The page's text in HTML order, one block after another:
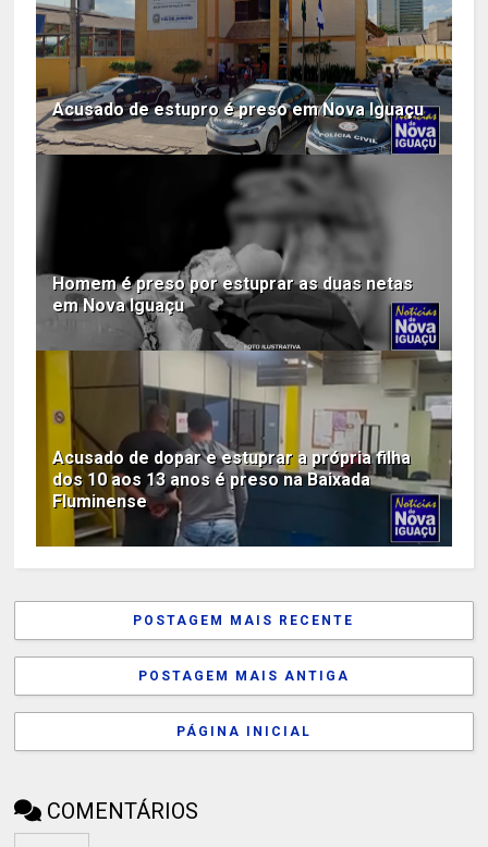
Acusado de estupro é preso em Nova Iguaçu
Homem é preso por estuprar as duas netas
em Nova Iguaçu
Acusado de dopar e estuprar a própria filha
dos 10 aos 13 anos é preso na Baixada
Fluminense
POSTAGEM MAIS RECENTE
POSTAGEM MAIS ANTIGA
PÁGINA INICIAL
COMENTÁRIOS